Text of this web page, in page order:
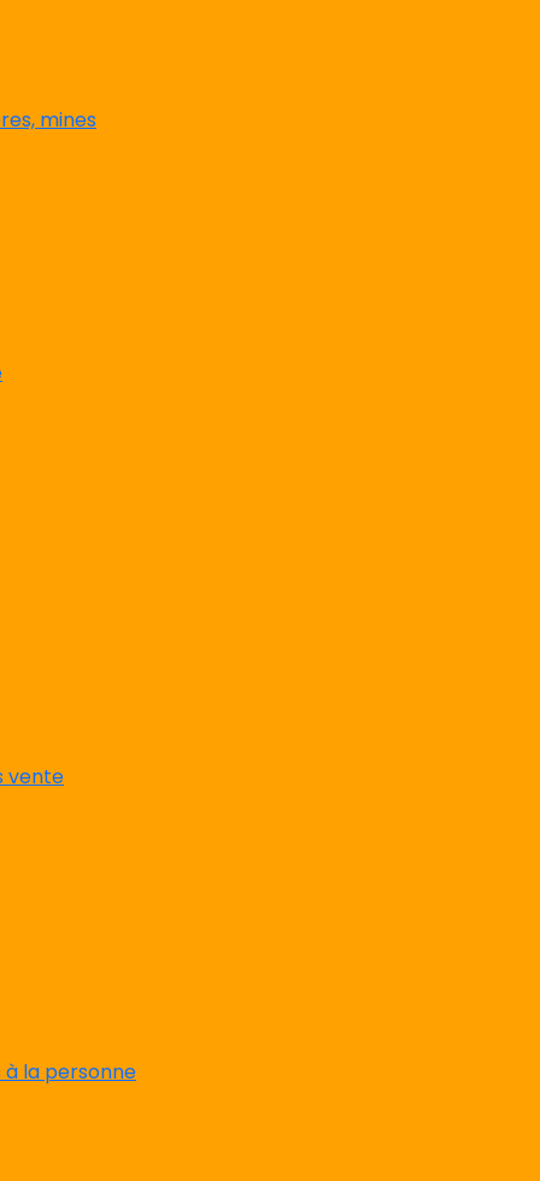
mines
vente
à la personne